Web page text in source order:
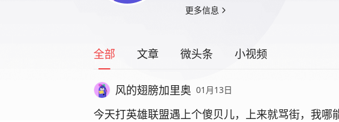
更多信息
全部 文章 微头条 小视频
风的翅膀加里奥 01月13日
今天打英雄联盟遇上个傻贝儿，上来就骂街，我哪